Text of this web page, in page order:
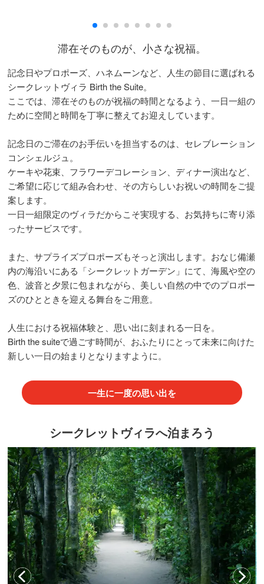
滞在そのものが、小さな祝福。
記念日やプロポーズ、ハネムーンなど、人生の節目に選ばれる
シークレットヴィラ Birth the Suite。
ここでは、滞在そのものが祝福の時間となるよう、一日一組の
ために空間と時間を丁寧に整えてお迎えしています。
記念日のご滞在のお手伝いを担当するのは、セレブレーション
コンシェルジュ。
ケーキや花束、フラワーデコレーション、ディナー演出など、
ご希望に応じて組み合わせ、その方らしいお祝いの時間をご提
案します。
一日一組限定のヴィラだからこそ実現する、お気持ちに寄り添
ったサービスです。
また、サプライズプロポーズもそっと演出します。おなじ備瀬
内の海沿いにある「シークレットガーデン」にて、海風や空の
色、波音と夕景に包まれながら、美しい自然の中でのプロポー
ズのひとときを迎える舞台をご用意。
人生における祝福体験と、思い出に刻まれる一日を。
Birth the suiteで過ごす時間が、おふたりにとって未来に向けた
新しい一日の始まりとなりますように。
一生に一度の思い出を
シークレットヴィラへ泊まろう